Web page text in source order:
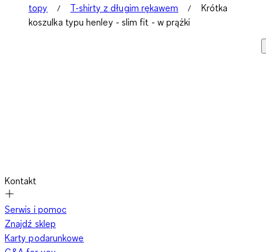
topy
T-shirty z długim rękawem
Krótka
koszulka typu henley - slim fit - w prążki
Kontakt
Serwis i pomoc
Znajdź sklep
Karty podarunkowe